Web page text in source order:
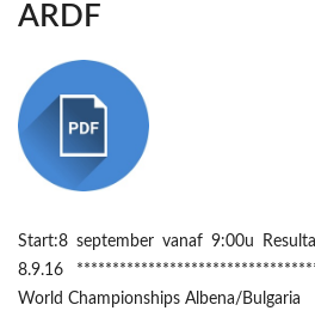
ARDF
Start:8 september vanaf 9:00u
8.9.16
World Championships Albena/